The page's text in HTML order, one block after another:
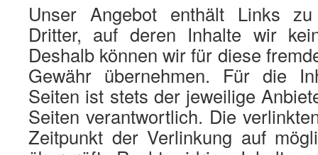
Unser Angebot enthält Links
Dritter, auf deren Inhalte wir
Deshalb können wir für diese
Gewähr übernehmen. Für die
Seiten ist stets der jeweilige
Seiten verantwortlich. Die
Zeitpunkt der Verlinkung auf